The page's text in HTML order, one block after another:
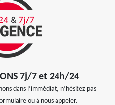
7j/7 et 24h/24
dans l’immédiat, n’hésitez pas
ou à nous appeler.